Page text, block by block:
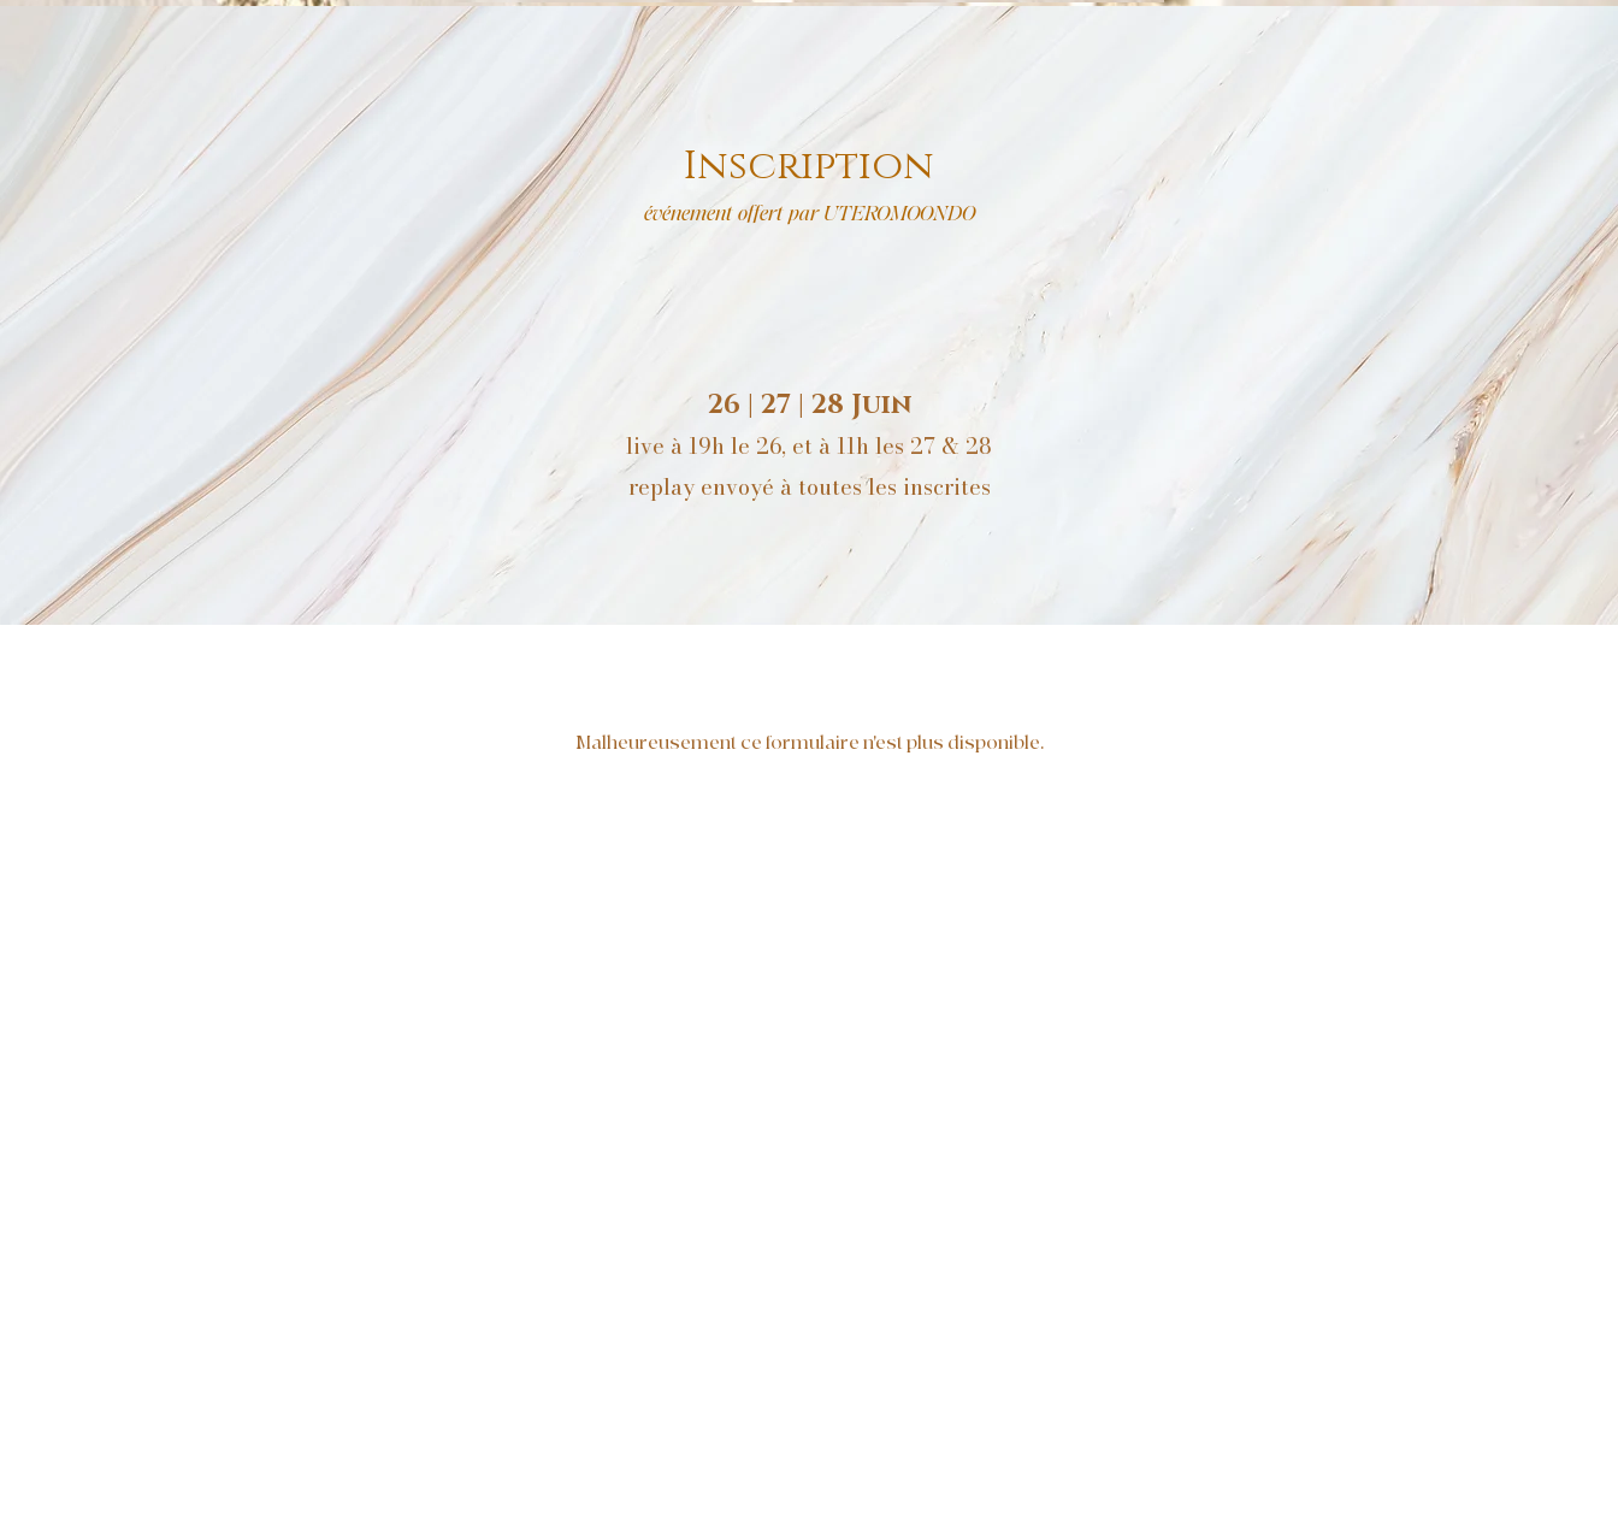
Inscription
événement offert par UTEROMOONDO
26 | 27 | 28 Juin
live à 19h le 26, et à 11h les 27 & 28
replay envoyé à toutes les inscrites
Malheureusement ce formulaire n'est plus disponible.